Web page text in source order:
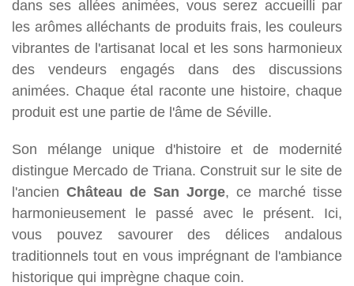
dans ses allées animées, vous serez accueilli par
les arômes alléchants de produits frais, les couleurs
vibrantes de l'artisanat local et les sons harmonieux
des vendeurs engagés dans des discussions
animées. Chaque étal raconte une histoire, chaque
produit est une partie de l'âme de Séville.
Son mélange unique d'histoire et de modernité
distingue Mercado de Triana. Construit sur le site de
l'ancien Château de San Jorge, ce marché tisse
harmonieusement le passé avec le présent. Ici,
vous pouvez savourer des délices andalous
traditionnels tout en vous imprégnant de l'ambiance
historique qui imprègne chaque coin.